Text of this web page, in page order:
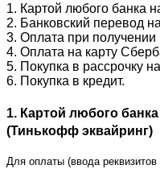
1. Картой любого банка
2. Банковский перевод
3. Оплата при
4. Оплата на карту
5. Покупка в рассрочку
6. Покупка в кредит.
1. Картой любого
(Тинькофф эквайринг)
Для оплаты (ввода